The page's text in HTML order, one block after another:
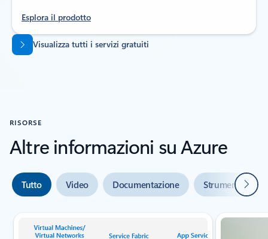
Esplora il prodotto
Torna alle schede
Visualizza tutti i servizi gratuiti
RISORSE
Altre informazioni su Azure
Tutto Video Documentazione Strumenti Avanti
Indicatore {0} {1} diapositiva